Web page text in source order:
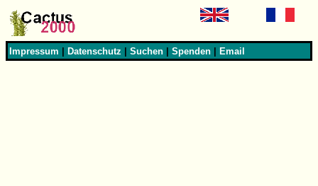
Impressum Datenschutz Suchen Spenden Email